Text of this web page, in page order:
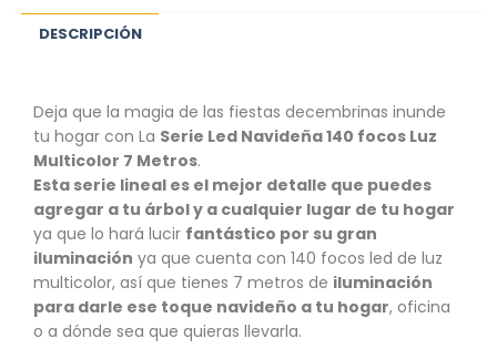
DESCRIPCIÓN
Deja que la magia de las fiestas decembrinas inunde
tu hogar con La Serie Led Navideña 140 focos Luz
Multicolor 7 Metros.
Esta serie lineal es el mejor detalle que puedes
agregar a tu árbol y a cualquier lugar de tu hogar
ya que lo hará lucir fantástico por su gran
iluminación ya que cuenta con 140 focos led de luz
multicolor, así que tienes 7 metros de iluminación
para darle ese toque navideño a tu hogar, oficina
o a dónde sea que quieras llevarla.